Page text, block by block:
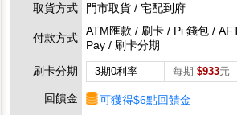
取貨方式 門市取貨 / 宅配到府
付款方式
ATM匯款 / 刷卡 / Pi 錢包 /
Pay / 刷卡分期
刷卡分期
3期0利率 每期 $933元
回饋金 可獲得$6點回饋金